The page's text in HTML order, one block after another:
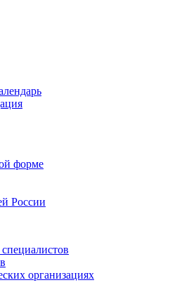
форме
России
организациях